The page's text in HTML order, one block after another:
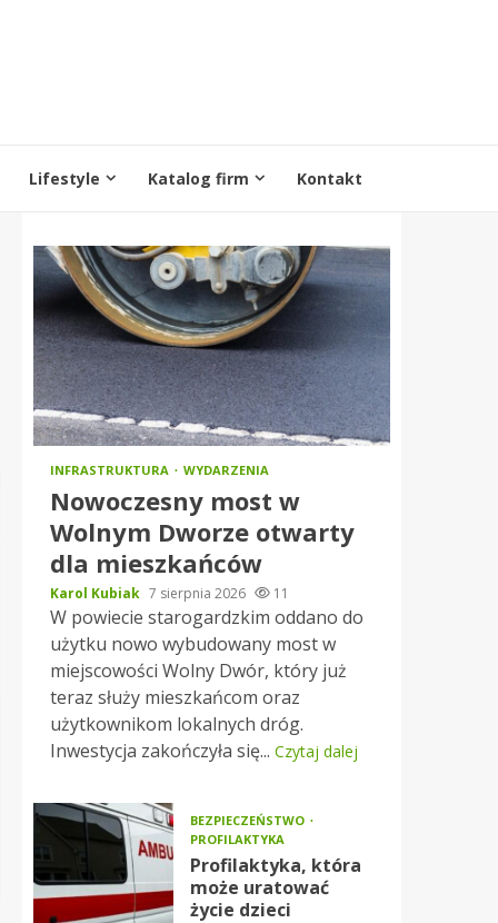
Lifestyle Katalog firm Kontakt
INFRASTRUKTURA WYDARZENIA
Nowoczesny most w
Wolnym Dworze otwarty
dla mieszkańców
Karol Kubiak 7 sierpnia 2026 11
W powiecie starogardzkim oddano do
użytku nowo wybudowany most w
miejscowości Wolny Dwór, który już
teraz służy mieszkańcom oraz
użytkownikom lokalnych dróg.
Inwestycja zakończyła się... Czytaj dalej
BEZPIECZEŃSTWO
PROFILAKTYKA
Profilaktyka, która
może uratować
życie dzieci